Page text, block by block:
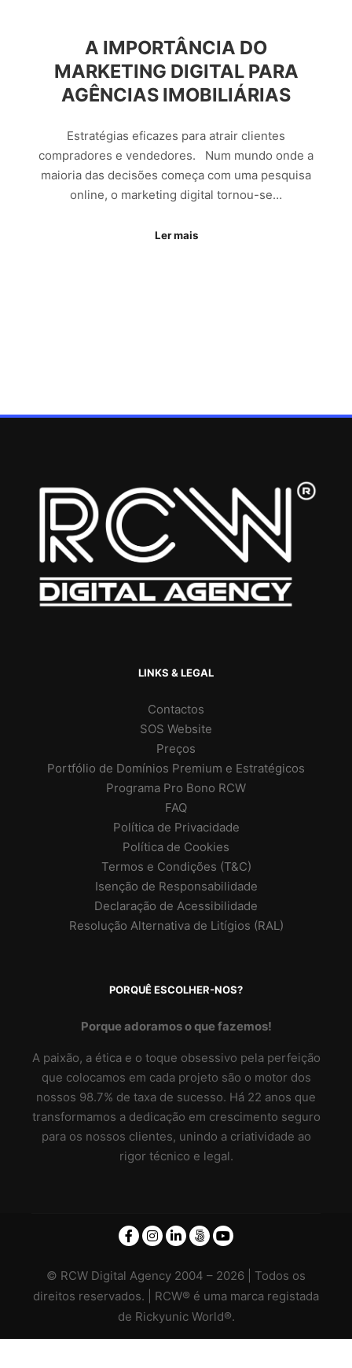
A IMPORTÂNCIA DO
MARKETING DIGITAL PARA
AGÊNCIAS IMOBILIÁRIAS
Estratégias eficazes para atrair clientes
compradores e vendedores. Num mundo onde a
maioria das decisões começa com uma pesquisa
online, o marketing digital tornou-se…
Ler mais
LINKS & LEGAL
Contactos
SOS Website
Preços
Portfólio de Domínios Premium e Estratégicos
Programa Pro Bono RCW
FAQ
Política de Privacidade
Política de Cookies
Termos e Condições (T&C)
Isenção de Responsabilidade
Declaração de Acessibilidade
Resolução Alternativa de Litígios (RAL)
PORQUÊ ESCOLHER-NOS?
Porque adoramos o que fazemos!
A paixão, a ética e o toque obsessivo pela perfeição
que colocamos em cada projeto são o motor dos
nossos 98.7% de taxa de sucesso. Há 22 anos que
transformamos a dedicação em crescimento seguro
para os nossos clientes, unindo a criatividade ao
rigor técnico e legal.
© RCW Digital Agency 2004 – 2026 | Todos os
direitos reservados. | RCW® é uma marca registada
de Rickyunic World®.